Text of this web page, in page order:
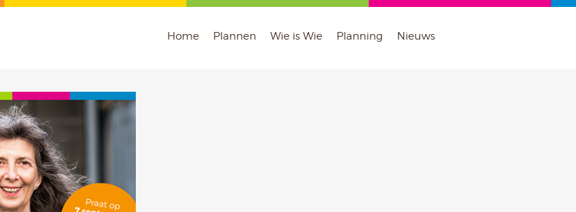
Nieuws
Planning
Wie is Wie
Plannen
Home